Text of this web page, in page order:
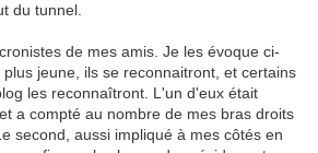
du tunnel.
de mes amis. Je les évoque ci-
jeune, ils se reconnaitront, et certains
les reconnaîtront. L'un d'eux était
a compté au nombre de mes bras droits
second, aussi impliqué à mes côtés en